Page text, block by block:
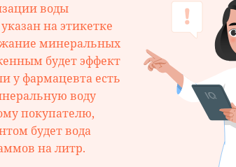
воды
на этикетке
минеральных
будет эффект
у фармацевта есть
воду
покупателю,
будет вода
на литр.